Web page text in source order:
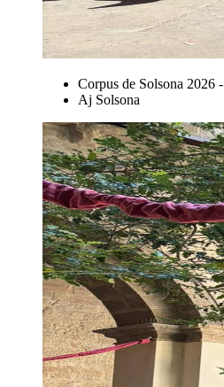
Corpus de Solsona 2026 -
Aj Solsona